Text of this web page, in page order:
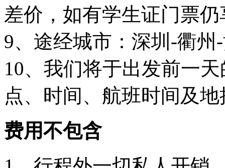
差价，如有学生证门票
9、途经城市：深圳-衢
10、我们将于出发前一
点、时间、航班时间及
费用不包含